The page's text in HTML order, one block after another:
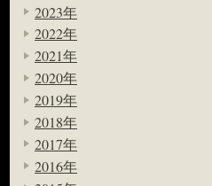
2023年
2022年
2021年
2020年
2019年
2018年
2017年
2016年